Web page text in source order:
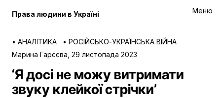
Меню
Права людини в Україні
• АНАЛІТИКА • РОСІЙСЬКО-УКРАЇНСЬКА ВІЙНА
Марина Гарєєва 29 листопада 2023
‘Я досі не можу витримати
звуку клейкої стрічки’